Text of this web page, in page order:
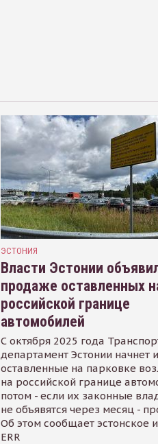
ЭСТОНИЯ
Власти Эстонии
продаже оставленных
российской границе
автомобилей
С октября 2025 года
департамент Эстонии начнет
оставленные на парковке
на российской границе
потом - если их законные
не объявятся через месяц -
Об этом сообщает эстонское
ERR